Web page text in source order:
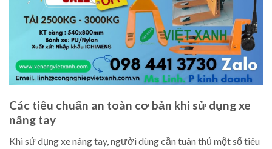
Các tiêu chuẩn an toàn cơ bản khi sử dụng xe
nâng tay
Khi sử dụng xe nâng tay, người dùng cần tuân thủ một số tiêu